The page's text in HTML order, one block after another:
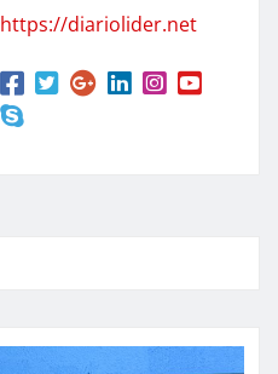
https://diariolider.net